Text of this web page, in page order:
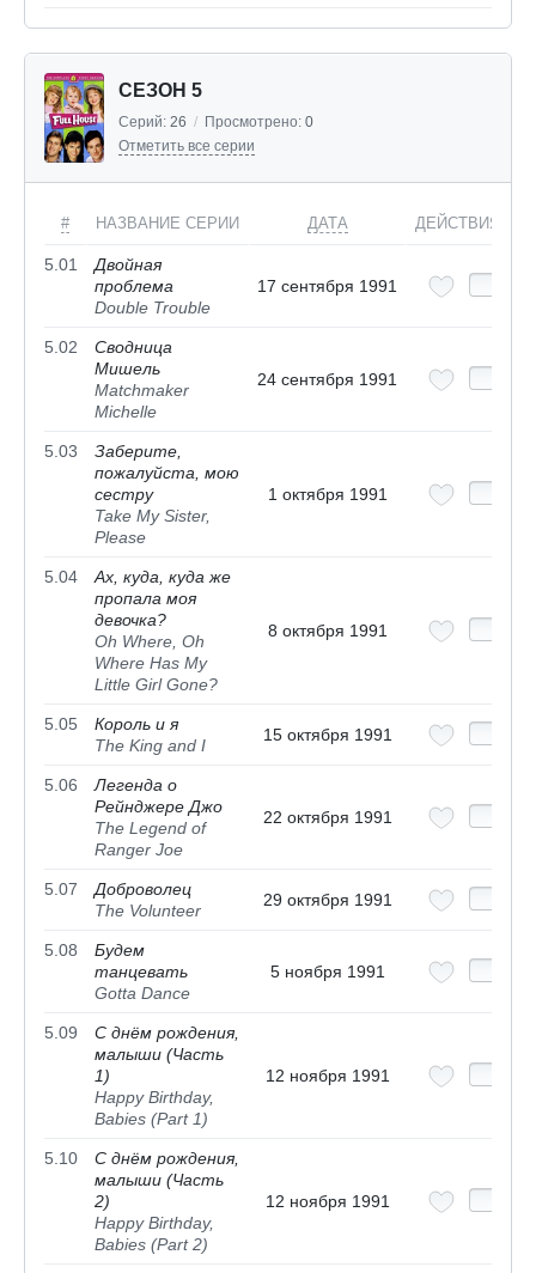
СЕЗОН 5
Серий: 26 / Просмотрено: 0
Отметить все серии
# НАЗВАНИЕ СЕРИИ ДАТА ДЕЙСТВИЯ
5.01
Двойная
проблема
Double Trouble
17 сентября 1991
5.02
Сводница
Мишель
Matchmaker
Michelle
24 сентября 1991
5.03
Заберите,
пожалуйста, мою
сестру
Take My Sister,
Please
1 октября 1991
5.04
Ах, куда, куда же
пропала моя
девочка?
Oh Where, Oh
Where Has My
Little Girl Gone?
8 октября 1991
5.05
Король и я
The King and I
15 октября 1991
5.06
Легенда о
Рейнджере Джо
The Legend of
Ranger Joe
22 октября 1991
5.07
Доброволец
The Volunteer
29 октября 1991
5.08
Будем
танцевать
Gotta Dance
5 ноября 1991
5.09
С днём рождения,
малыши (Часть
1)
Happy Birthday,
Babies (Part 1)
12 ноября 1991
5.10
С днём рождения,
малыши (Часть
2)
Happy Birthday,
Babies (Part 2)
12 ноября 1991